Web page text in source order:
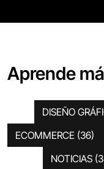
Aprende
DISEÑO
ECOMMERCE (36)
NOTICIAS